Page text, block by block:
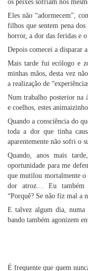
os peixes sofriam nos
Eles não “adormecem”,
filhos que sentem pena
horror, a dor das feridas e
Depois comecei a disparar
Mais tarde fui ecólogo e
minhas mãos, desta vez
a realização de
Num trabalho posterior na
e coelhos, estes
Quando a consciência do
toda a dor que tinha
aparentemente não sofri o
Quando, anos mais
oportunidade para me
que mutilou mortalmente
dor atroz… Eu também
“Porquê? Se não fiz mal a
E talvez algum dia, numa
bando também agonizem
É frequente que quem